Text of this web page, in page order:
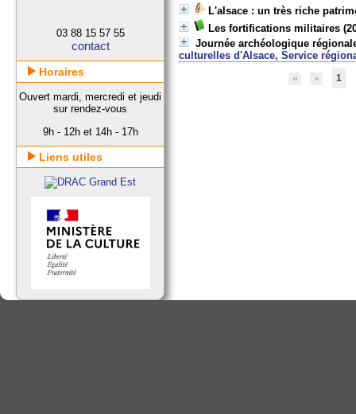
L'alsace : un très riche
Les fortifications militaires
Journée archéologique
culturelles d'Alsace, Service
1
03 88 15 57 55
contact
Horaires
Ouvert mardi, mercredi et jeudi
sur rendez-vous
9h - 12h et 14h - 17h
Liens utiles